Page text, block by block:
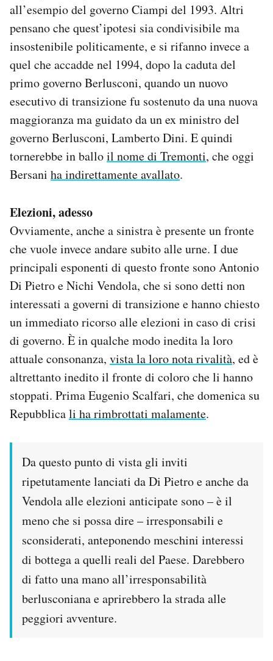
all’esempio del governo Ciampi del 1993. Altri
pensano che quest’ipotesi sia condivisibile ma
insostenibile politicamente, e si rifanno invece a
quel che accadde nel 1994, dopo la caduta del
primo governo Berlusconi, quando un nuovo
esecutivo di transizione fu sostenuto da una nuova
maggioranza ma guidato da un ex ministro del
governo Berlusconi, Lamberto Dini. E quindi
tornerebbe in balloil nome di Tremonti, che oggi
Bersani ha indirettamente avallato.
Elezioni, adesso
Ovviamente, anche a sinistra è presente un fronte
che vuole invece andare subito alle urne. I due
principali esponenti di questo fronte sono Antonio
Di Pietro e Nichi Vendola, che si sono detti non
interessati a governi di transizione e hanno chiesto
un immediato ricorso alle elezioni in caso di crisi
di governo. È in qualche modo inedita la loro
attuale consonanza, vista la loro nota rivalità, ed è
altrettanto inedito il fronte di coloro che li hanno
stoppati. Prima Eugenio Scalfari, che domenica su
Repubblicali ha rimbrottati malamente.
Da questo punto di vista gli inviti
ripetutamente lanciati da Di Pietro e anche da
Vendola alle elezioni anticipate sono – è il
meno che si possa dire – irresponsabili e
sconsiderati, anteponendo meschini interessi
di bottega a quelli reali del Paese. Darebbero
di fatto una mano all’irresponsabilità
berlusconiana e aprirebbero la strada alle
peggiori avventure.